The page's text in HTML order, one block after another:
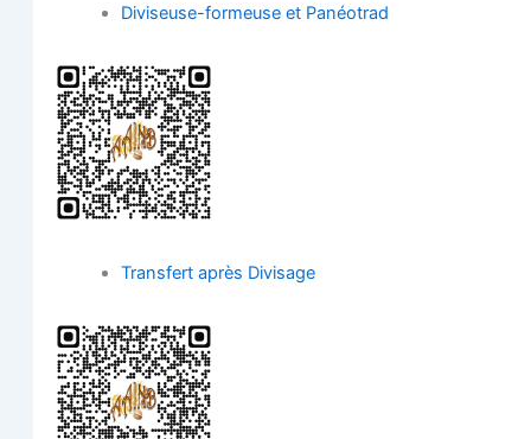
Divi­seuse-for­meuse et Panéotrad
Trans­fert après Divisage